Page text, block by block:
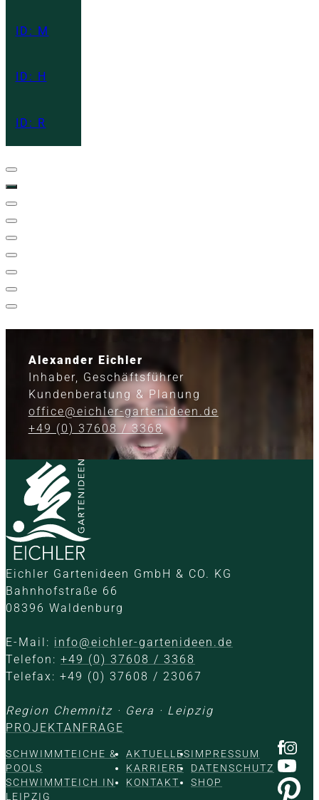
ID: M
ID: H
ID: R
Alexander Eichler
Inhaber, Geschäftsführer
Kundenberatung & Planung
office@eichler-gartenideen.de
+49 (0) 37608 / 3368
Eichler Gartenideen GmbH & CO. KG
Bahnhofstraße 66
08396 Waldenburg
E-Mail: info@eichler-gartenideen.de
Telefon: +49 (0) 37608 / 3368
Telefax: +49 (0) 37608 / 23067
Region Chemnitz · Gera · Leipzig
PROJEKTANFRAGE
SCHWIMMTEICHE &
POOLS
SCHWIMMTEICH IN
LEIPZIG
AKTUELLES
KARRIERE
KONTAKT
IMPRESSUM
DATENSCHUTZ
SHOP